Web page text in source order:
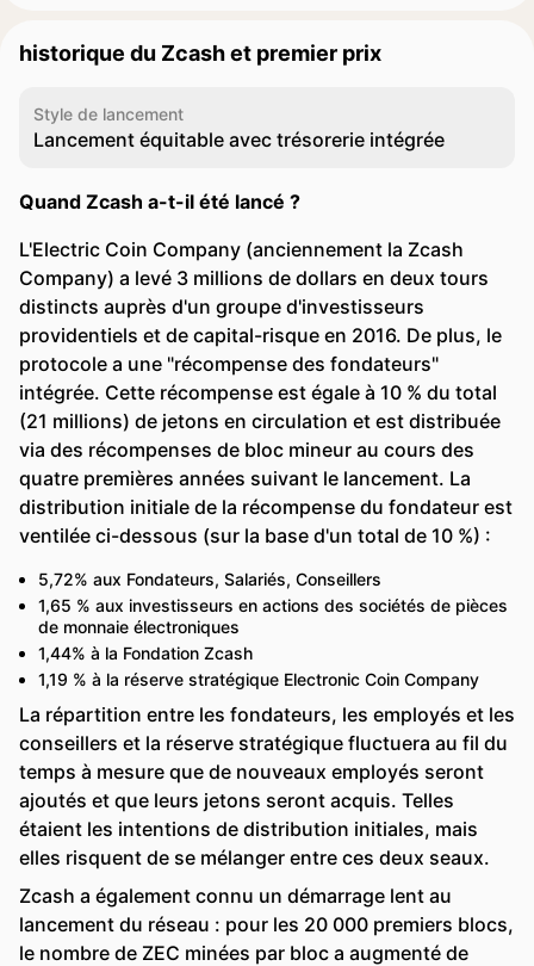
historique du Zcash et premier prix
Style de lancement
Lancement équitable avec trésorerie intégrée
Quand Zcash a-t-il été lancé ?
L'Electric Coin Company (anciennement la Zcash
Company) a levé 3 millions de dollars en deux tours
distincts auprès d'un groupe d'investisseurs
providentiels et de capital-risque en 2016. De plus, le
protocole a une "récompense des fondateurs"
intégrée. Cette récompense est égale à 10 % du total
(21 millions) de jetons en circulation et est distribuée
via des récompenses de bloc mineur au cours des
quatre premières années suivant le lancement. La
distribution initiale de la récompense du fondateur est
ventilée ci-dessous (sur la base d'un total de 10 %) :
5,72% aux Fondateurs, Salariés, Conseillers
1,65 % aux investisseurs en actions des sociétés de pièces
de monnaie électroniques
1,44% à la Fondation Zcash
1,19 % à la réserve stratégique Electronic Coin Company
La répartition entre les fondateurs, les employés et les
conseillers et la réserve stratégique fluctuera au fil du
temps à mesure que de nouveaux employés seront
ajoutés et que leurs jetons seront acquis. Telles
étaient les intentions de distribution initiales, mais
elles risquent de se mélanger entre ces deux seaux.
Zcash a également connu un démarrage lent au
lancement du réseau : pour les 20 000 premiers blocs,
le nombre de ZEC minées par bloc a augmenté de